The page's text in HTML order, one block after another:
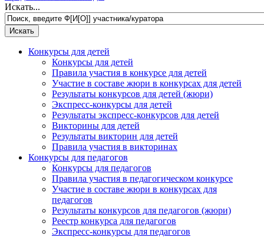
Искать...
Конкурсы для детей
Конкурсы для детей
Правила участия в конкурсе для детей
Участие в составе жюри в конкурсах для детей
Результаты конкурсов для детей (жюри)
Экспресс-конкурсы для детей
Результаты экспресс-конкурсов для детей
Викторины для детей
Результаты викторин для детей
Правила участия в викторинах
Конкурсы для педагогов
Конкурсы для педагогов
Правила участия в педагогическом конкурсе
Участие в составе жюри в конкурсах для
педагогов
Результаты конкурсов для педагогов (жюри)
Реестр конкурса для педагогов
Экспресс-конкурсы для педагогов